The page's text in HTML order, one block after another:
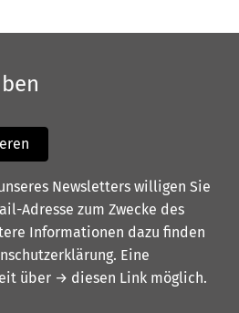
Newsletters willigen Sie
Adresse zum Zwecke des
Informationen dazu finden
. Eine
über → diesen Link möglich.